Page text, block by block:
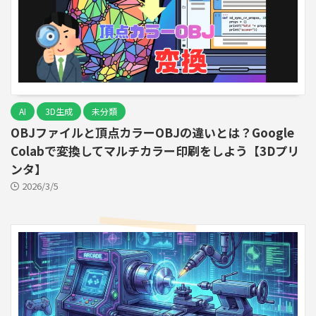
AI 3D生成 未分類
OBJファイルと頂点カラーOBJの違いとは？Google
Colabで変換してマルチカラー印刷をしよう【3Dプリ
ンタ】
2026/3/5